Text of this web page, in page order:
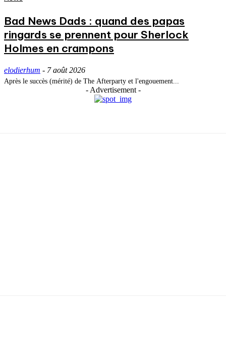
Bad News Dads : quand des papas
ringards se prennent pour Sherlock
Holmes en crampons
elodierhum - 7 août 2026
Après le succès (mérité) de The Afterparty et l'engouement...
- Advertisement -